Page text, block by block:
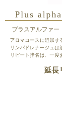
Plus alpha
プラスアルファー
アロマコースに追加す
リンパドレナージュは
リピート指名は、一度
延長